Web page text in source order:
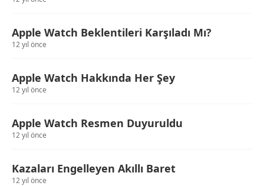
Apple Watch Beklentileri Karşıladı Mı?
12 yıl önce
Apple Watch Hakkında Her Şey
12 yıl önce
Apple Watch Resmen Duyuruldu
12 yıl önce
Kazaları Engelleyen Akıllı Baret
12 yıl önce